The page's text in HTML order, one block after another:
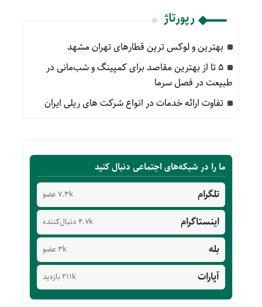
رپورتاژ
بهترین و لوکس ترین قطارهای تهران مشهد
۵ تا از بهترین مقاصد برای کمپینگ و شب‌مانی در
طبیعت در فصل سرما
تفاوت ارائه خدمات در انواع شرکت های ریلی ایران
ما را در شبکه‌های اجتماعی دنبال کنید
تلگرام 7.3k عضو
اینستاگرام 4.7k دنبال‌کننده
بله 3k عضو
آپارات 211k بازدید